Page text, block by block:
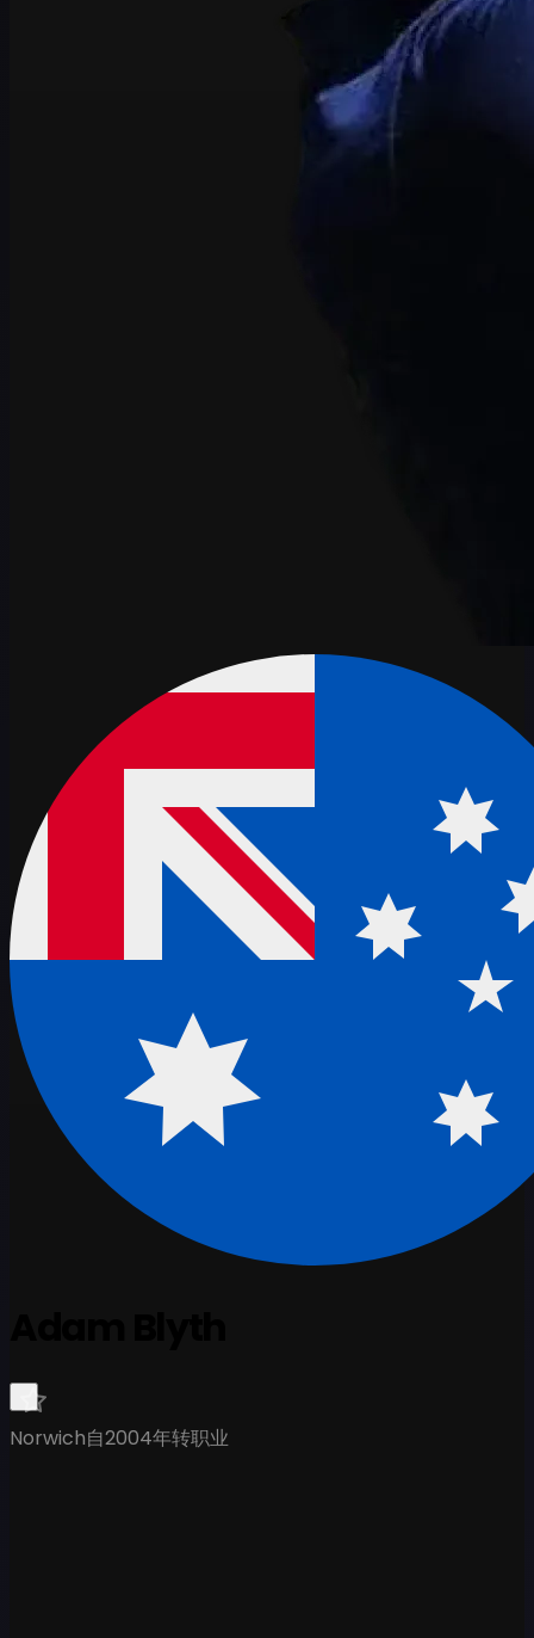
Norwich自2004年转职业